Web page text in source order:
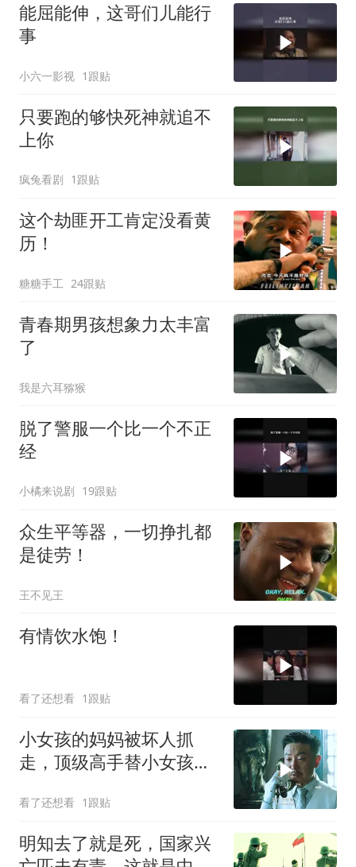
能屈能伸，这哥们儿能行
事
小六一影视 1跟贴
只要跑的够快死神就追不
上你
疯兔看剧 1跟贴
这个劫匪开工肯定没看黄
历！
糖糖手工 24跟贴
青春期男孩想象力太丰富
了
我是六耳猕猴
脱了警服一个比一个不正
经
小橘来说剧 19跟贴
众生平等器，一切挣扎都
是徒劳！
王不见王
有情饮水饱！
看了还想看 1跟贴
小女孩的妈妈被坏人抓
走，顶级高手替小女孩讨
看了还想看 1跟贴
明知去了就是死，国家兴